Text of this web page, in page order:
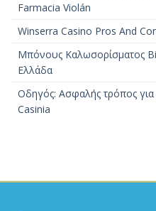
Farmacia Violán
Winserra Casino Pros And
Μπόνους Καλωσορίσματος
Ελλάδα
Οδηγός: Ασφαλής τρόπος για
Casinia